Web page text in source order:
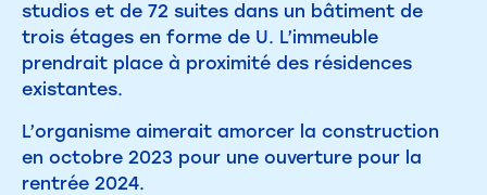
studios et de 72 suites dans un bâtiment de
trois étages en forme de U. L’immeuble
prendrait place à proximité des résidences
existantes.
L’organisme aimerait amorcer la construction
en octobre 2023 pour une ouverture pour la
rentrée 2024.